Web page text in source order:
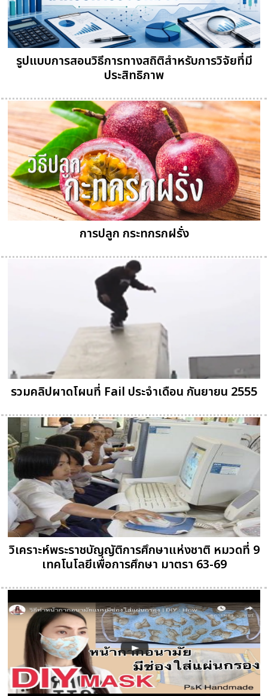
รูปแบบการสอนวิธีการทางสถิติสำหรับการวิจัยที่มี
ประสิทธิภาพ
การปลูก กระทกรกฝรั่ง
รวมคลิปผาดโผนที่ Fail ประจำเดือน กันยายน 2555
วิเคราะห์พระราชบัญญัติการศึกษาแห่งชาติ หมวดที่ 9
เทคโนโลยีเพื่อการศึกษา มาตรา 63-69